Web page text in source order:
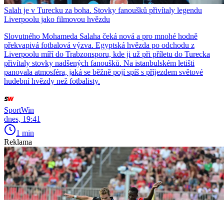
Salah je v Turecku za boha. Stovky fanoušků přivítaly legendu
Liverpoolu jako filmovou hvězdu
Slovutného Mohameda Salaha čeká nová a pro mnohé hodně
překvapivá fotbalová výzva. Egyptská hvězda po odchodu z
Liverpoolu míří do Trabzonsporu, kde ji už při příletu do Turecka
přivítaly stovky nadšených fanoušků. Na istanbulském letišti
panovala atmosféra, jaká se běžně pojí spíš s příjezdem světové
hudební hvězdy než fotbalisty.
SportWin
dnes, 19:41
1 min
Reklama